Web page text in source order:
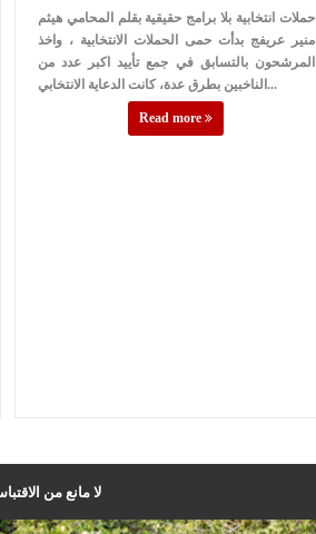
حملات انتخابية بلا برامج حقيقية بقلم المحامي هيثم
منير عريفج بدأت حمى الحملات الانتخابية ، واخذ
المرشحون بالتسابق في جمع تأييد اكبر عدد من
الناخبين بطرق عدة، كانت الدعاية الانتخابي...
Read more
لا مانع من